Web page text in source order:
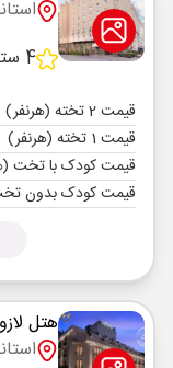
4 ستاره
قیمت 2 تخته (هرنفر)
قیمت 1 تخته (هرنفر)
قیمت کودک با تخت
قیمت کودک بدون
هتل